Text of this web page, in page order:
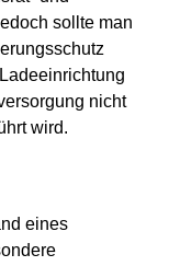
sollte man
nicht
wird.
eines